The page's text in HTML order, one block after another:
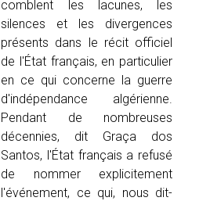
comblent les lacunes, les
silences et les divergences
présents dans le récit officiel
de l'État français, en particulier
en ce qui concerne la guerre
d'indépendance algérienne.
Pendant de nombreuses
décennies, dit Graça dos
Santos, l'État français a refusé
de nommer explicitement
l'événement, ce qui, nous dit-